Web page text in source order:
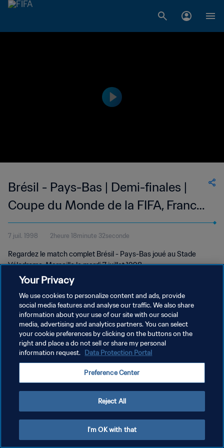
Brésil - Pays-Bas | Demi-finales |
Coupe du Monde de la FIFA, France
1998™ | Match complet
7 juil. 1998 2heure 18minute 32seconde
Regardez le match complet Brésil - Pays-Bas joué au Stade
Vélodrome, Marseille le mardi 7 juillet 1998.
POLITIQUE DE CONFIDENTIALITÉ
CONDITIONS D'UTILISATION
GÉRER VOS PRÉFÉRENCES SUR LES COOKIES
Your Privacy
We use cookies to personalize content and ads, provide
social media features and analyse our traffic. We also share
information about your use of our site with our social
media, advertising and analytics partners. You can select
your cookie preferences by clicking on the buttons on the
right and place a do not sell or share my personal
information request. Data Protection Portal
Preference Center
Reject All
I'm OK with that